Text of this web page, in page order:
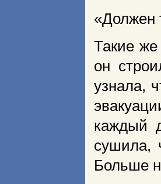
«Должен
Такие
он
узнала,
каждый
сушила,
Больше